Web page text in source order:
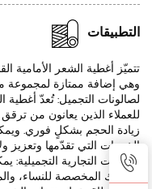
التطبيقات
تتميّز أغطية الشعر الأمامية
وهي إضافة ممتازة لمجموعة
لصالونات التجميل: تُعدّ أغطية
للعملاء الذين يعانون من
زيادة الحجم بشكلٍ فوري.
الخدمات التي تقدّمها وتعزيز
للعلامات التجارية التجميلية:
بمشابك المخصصة للنساء،